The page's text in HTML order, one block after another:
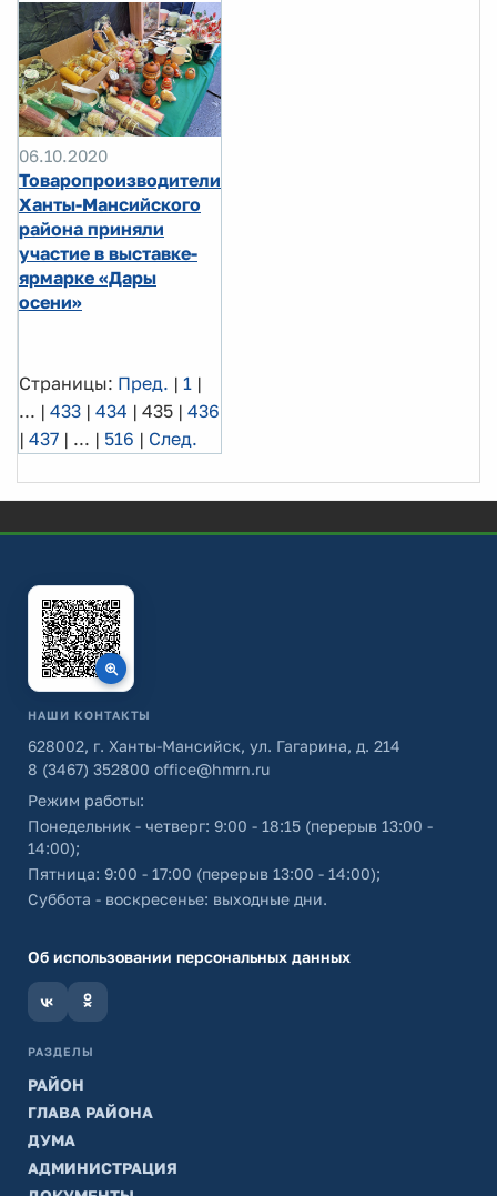
06.10.2020
Товаропроизводители
Ханты-Мансийского
района приняли
участие в выставке-
ярмарке «Дары
осени»
Страницы: Пред. | 1 |
... | 433 | 434 | 435 | 436
| 437 | ... | 516 | След.
НАШИ КОНТАКТЫ
628002, г. Ханты-Мансийск, ул. Гагарина, д. 214
8 (3467) 352800 office@hmrn.ru
Режим работы:
Понедельник - четверг: 9:00 - 18:15 (перерыв 13:00 -
14:00);
Пятница: 9:00 - 17:00 (перерыв 13:00 - 14:00);
Суббота - воскресенье: выходные дни.
Об использовании персональных данных
РАЗДЕЛЫ
РАЙОН
ГЛАВА РАЙОНА
ДУМА
АДМИНИСТРАЦИЯ